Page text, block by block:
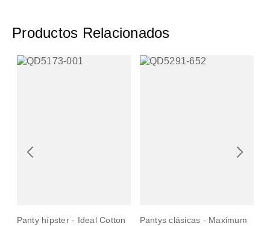
Productos Relacionados
Panty hípster - Ideal Cotton
Pantys clásicas - Maximum